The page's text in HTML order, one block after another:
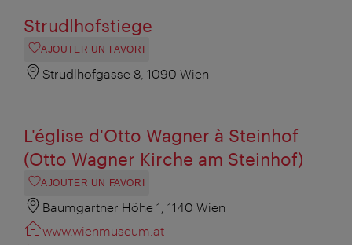
Strudlhofstiege
AJOUTER UN FAVORI
Strudlhofgasse 8, 1090 Wien
L'église d'Otto Wagner à Steinhof
(Otto Wagner Kirche am Steinhof)
AJOUTER UN FAVORI
Baumgartner Höhe 1, 1140 Wien
www.wienmuseum.at